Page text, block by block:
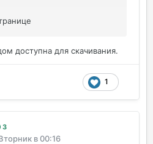
доступна для скачивания.
1
3
в 00:16